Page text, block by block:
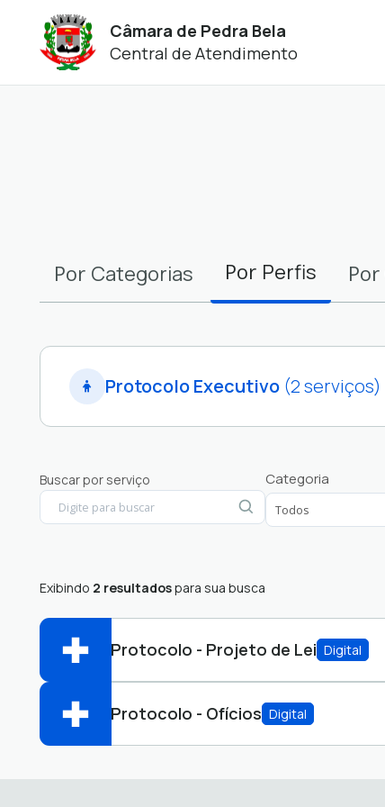
Câmara de Pedra Bela
Central de Atendimento
Por Categorias Por Perfis Por
Protocolo Executivo (2 serviços)
Buscar por serviço Categoria
Exibindo 2 resultadospara sua busca
Protocolo - Projeto de Lei Digital
Abrir online > Via protocolo 1Doc
Perfis:
Protocolo - Ofícios Digital